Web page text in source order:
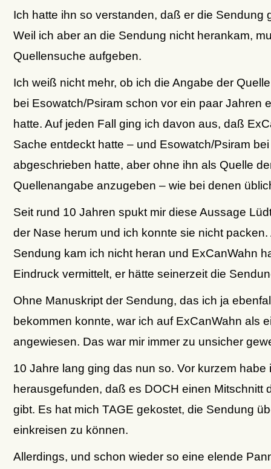
Ich hatte ihn so verstanden, daß er die Sendung
Weil ich aber an die Sendung nicht herankam,
Quellensuche aufgeben.
Ich weiß nicht mehr, ob ich die Angabe der Quelle
bei Esowatch/Psiram schon vor ein paar Jahren
hatte. Auf jeden Fall ging ich davon aus, daß
Sache entdeckt hatte – und Esowatch/Psiram
abgeschrieben hatte, aber ohne ihn als Quelle
Quellenangabe anzugeben – wie bei denen
Seit rund 10 Jahren spukt mir diese Aussage
der Nase herum und ich konnte sie nicht packen.
Sendung kam ich nicht heran und ExCanWahn
Eindruck vermittelt, er hätte seinerzeit die
Ohne Manuskript der Sendung, das ich ja
bekommen konnte, war ich auf ExCanWahn als
angewiesen. Das war mir immer zu unsicher
10 Jahre lang ging das nun so. Vor kurzem habe
herausgefunden, daß es DOCH einen Mitschnitt
gibt. Es hat mich TAGE gekostet, die Sendung
einkreisen zu können.
Allerdings, und schon wieder so eine elende